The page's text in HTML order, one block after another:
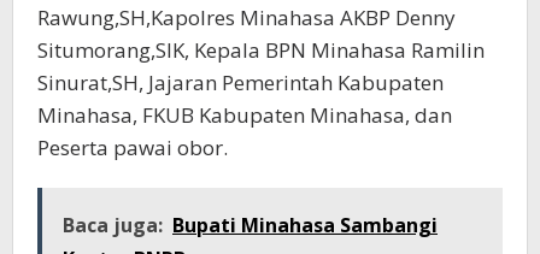
Rawung,SH,Kapolres Minahasa AKBP Denny
Situmorang,SIK, Kepala BPN Minahasa Ramilin
Sinurat,SH, Jajaran Pemerintah Kabupaten
Minahasa, FKUB Kabupaten Minahasa, dan
Peserta pawai obor.
Baca juga: Bupati Minahasa Sambangi